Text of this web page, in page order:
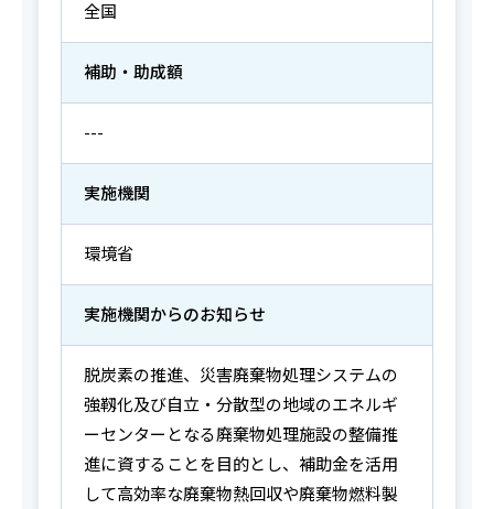
全国
補助・助成額
---
実施機関
環境省
実施機関からのお知らせ
脱炭素の推進、災害廃棄物処理システムの
強靱化及び自立・分散型の地域のエネルギ
ーセンターとなる廃棄物処理施設の整備推
進に資することを目的とし、補助金を活用
して高効率な廃棄物熱回収や廃棄物燃料製